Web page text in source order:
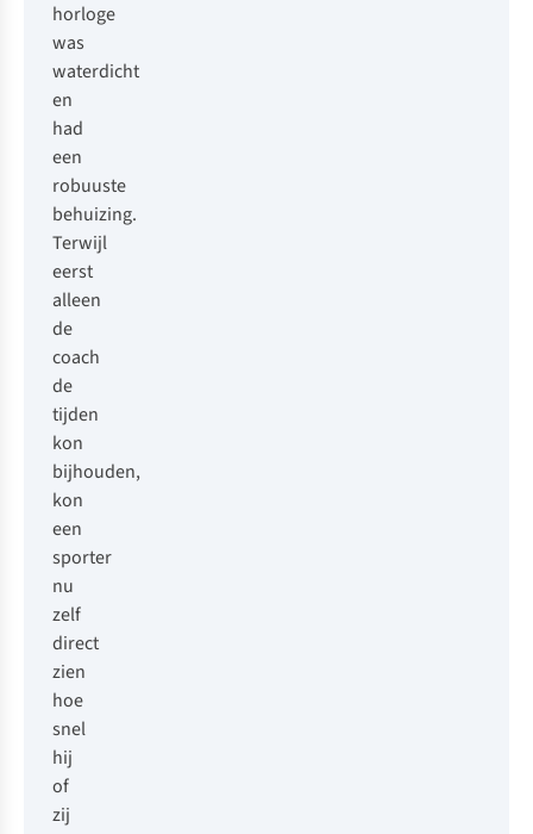
horloge
was
waterdicht
en
had
een
robuuste
behuizing.
Terwijl
eerst
alleen
de
coach
de
tijden
kon
bijhouden,
kon
een
sporter
nu
zelf
direct
zien
hoe
snel
hij
of
zij